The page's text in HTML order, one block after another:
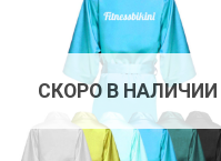
СКОРО В НАЛИЧИИ